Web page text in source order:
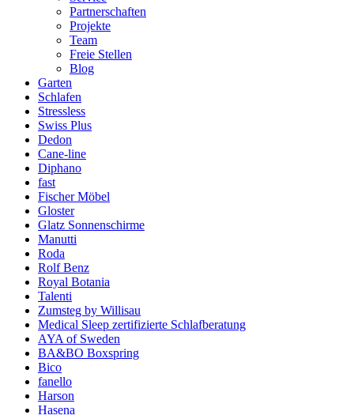
Partnerschaften
Projekte
Team
Freie Stellen
Blog
Garten
Schlafen
Stressless
Swiss Plus
Dedon
Cane-line
Diphano
fast
Fischer Möbel
Gloster
Glatz Sonnenschirme
Manutti
Roda
Rolf Benz
Royal Botania
Talenti
Zumsteg by Willisau
Medical Sleep zertifizierte Schlafberatung
AYA of Sweden
BA&BO Boxspring
Bico
fanello
Harson
Hasena